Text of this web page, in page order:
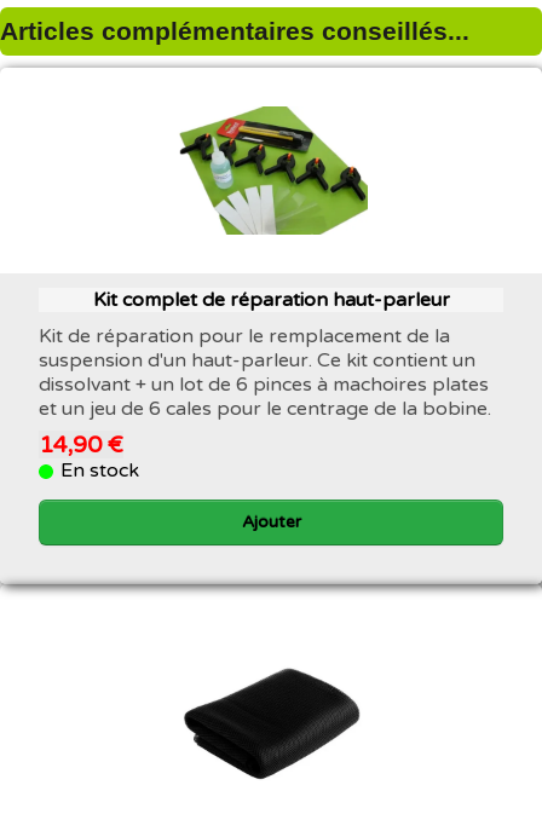
Articles complémentaires conseillés...
Kit complet de réparation haut-parleur
Kit de réparation pour le remplacement de la
suspension d'un haut-parleur. Ce kit contient un
dissolvant + un lot de 6 pinces à machoires plates
et un jeu de 6 cales pour le centrage de la bobine.
14,90 €
En stock
Ajouter